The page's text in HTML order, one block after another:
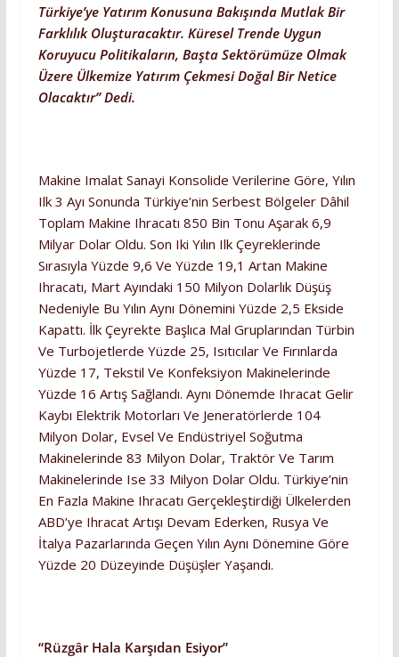
Türkiye’ye Yatırım Konusuna Bakışında Mutlak Bir
Farklılık Oluşturacaktır. Küresel Trende Uygun
Koruyucu Politikaların, Başta Sektörümüze Olmak
Üzere Ülkemize Yatırım Çekmesi Doğal Bir Netice
Olacaktır” Dedi.
Makine Imalat Sanayi Konsolide Verilerine Göre, Yılın
Ilk 3 Ayı Sonunda Türkiye’nin Serbest Bölgeler Dâhil
Toplam Makine Ihracatı 850 Bin Tonu Aşarak 6,9
Milyar Dolar Oldu. Son Iki Yılın Ilk Çeyreklerinde
Sırasıyla Yüzde 9,6 Ve Yüzde 19,1 Artan Makine
Ihracatı, Mart Ayındaki 150 Milyon Dolarlık Düşüş
Nedeniyle Bu Yılın Aynı Dönemini Yüzde 2,5 Ekside
Kapattı. İlk Çeyrekte Başlıca Mal Gruplarından Türbin
Ve Turbojetlerde Yüzde 25, Isıtıcılar Ve Fırınlarda
Yüzde 17, Tekstil Ve Konfeksiyon Makinelerinde
Yüzde 16 Artış Sağlandı. Aynı Dönemde Ihracat Gelir
Kaybı Elektrik Motorları Ve Jeneratörlerde 104
Milyon Dolar, Evsel Ve Endüstriyel Soğutma
Makinelerinde 83 Milyon Dolar, Traktör Ve Tarım
Makinelerinde Ise 33 Milyon Dolar Oldu. Türkiye’nin
En Fazla Makine Ihracatı Gerçekleştirdiği Ülkelerden
ABD’ye Ihracat Artışı Devam Ederken, Rusya Ve
İtalya Pazarlarında Geçen Yılın Aynı Dönemine Göre
Yüzde 20 Düzeyinde Düşüşler Yaşandı.
“Rüzgâr Hala Karşıdan Esiyor”